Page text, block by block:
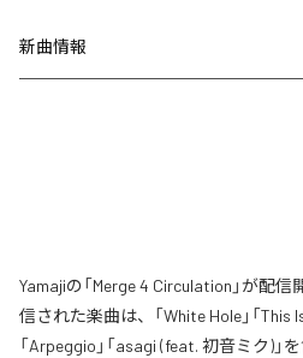
新曲情報
Yamajiの「Merge 4 Circulation」が配
信された楽曲は、「White Hole」「This
「Arpeggio」「asagi (feat. 初音ミク)」